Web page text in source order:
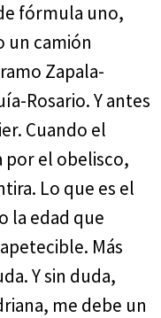
fórmula uno,
un camión
Zapala-
Rosario. Y antes
Cuando el
por el obelisco,
Lo que es el
la edad que
Más
Y sin duda,
me debe un